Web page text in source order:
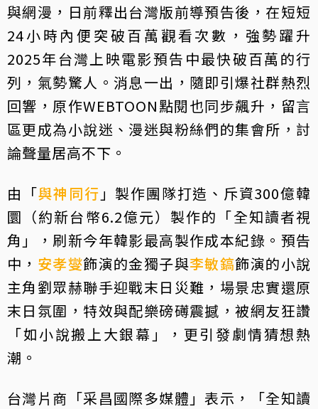
與網漫，日前釋出台灣版前導預告後，在短短
24小時內便突破百萬觀看次數，強勢躍升
2025年台灣上映電影預告中最快破百萬的行
列，氣勢驚人。消息一出，隨即引爆社群熱烈
回響，原作WEBTOON點閱也同步飆升，留言
區更成為小說迷、漫迷與粉絲們的集會所，討
論聲量居高不下。
由「與神同行 」製作團隊打造、斥資300億韓
圜（約新台幣6.2億元）製作的「全知讀者視
角」，刷新今年韓影最高製作成本紀錄。預告
中， 安孝燮飾演的金獨子與李敏鎬飾演的小說
主角劉眾赫聯手迎戰末日災難，場景忠實還原
末日氛圍，特效與配樂磅礡震撼，被網友狂讚
「如小說搬上大銀幕」，更引發劇情猜想熱
潮。
台灣片商「采昌國際多媒體」表示，「全知讀